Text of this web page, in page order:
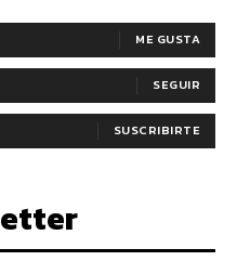
ME GUSTA
SEGUIR
SUSCRIBIRTE